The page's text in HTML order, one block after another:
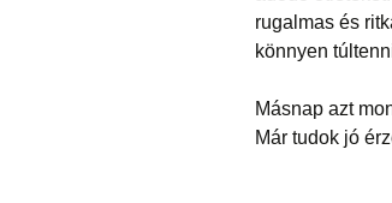
rugalmas és
könnyen
Másnap azt
Már tudok jó